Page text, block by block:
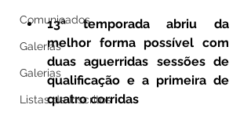
Comunicados
Galerias
Galerias
Listas de Inscritos
13ª temporada abriu da
melhor forma possível com
duas aguerridas sessões de
qualificação e a primeira de
quatro corridas